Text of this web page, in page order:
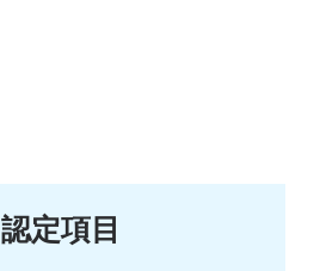
認定項目